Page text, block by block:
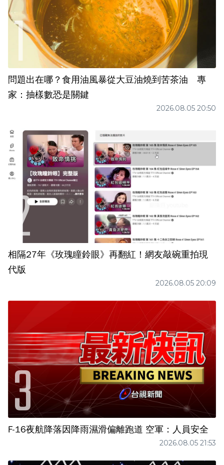
問題出在哪？食用油風暴從大豆油燒到苦茶油 專
家：抽樣數恐是關鍵
2026.08.05 20:50
相隔27年《玫瑰瞳鈴眼》再翻紅！網友敲碗重拍現
代版
2026.08.05 20:09
F-16夜航降落因降雨濕滑偏離跑道 空軍：人員安全
2026.08.05 21:53